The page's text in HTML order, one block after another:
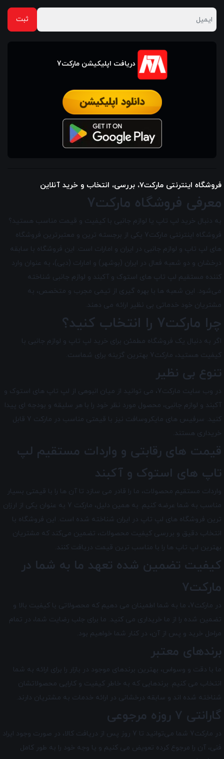
دریافت اپلیکیشن مارکت7
فروشگاه اینترنتی مارکت7، بررسی، انتخاب و خرید آنلاین
معرفی فروشگاه مارکت7
به دنبال خرید لپ تاپ یا لوازم جانبی با کیفیت و قیمت مناسب هستید؟
فروشگاه اینترنتی مارکت7 یکی از برجسته ترین و معتبرترین فروشگاه
های لپ تاپ و لوازم جانبی در ایران و امارات است. این فروشگاه با سابقه
درخشان و دو شعبه فعال در ایران (بوشهر) و امارات (دبی)، به عنوان وارد
کننده مستقیم لپ تاپ های استوک و آکبند و لوازم جانبی شناخته
می‌شود. این شعبه ها با بهره گیری از تیمی مجرب و متخصص، به
مشتریان خود خدماتی بی نظیر ارائه می دهند.
چرا مارکت7 را انتخاب کنید؟
اگر به دنبال یک فروشگاه مطمئن برای خرید لپ تاپ و لوازم جانبی با
کیفیت هستید، مارکت7 بهترین گزینه برای شماست.
تنوع بی نظیر
در وب سایت مارکت7، می توانید از میان انبوهی از لپ تاپ های استوک و
آکبند و لوازم جانبی، محصول مورد نظر خود را با هر سلیقه و بودجه ای پیدا
کنید. سرفیس های مایکروسافت نیز با قیمتی مناسب در مارکت 7 قابل
خریداری هستند.
قیمت های رقابتی و واردات مستقیم لپ
تاپ های استوک و آکبند
واردات مستقیم محصولات، ما را قادر می سازد تا آن ها را با قیمتی بسیار
مناسب به شما عرضه کنیم. به همین دلیل، مارکت 7 به عنوان یکی از ارزان
ترین فروشگاه های لپ تاپ در ایران شناخته شده است. این فروشگاه با
انتخاب دقیق و بررسی کیفیت محصولات، تضمین می‌کند که مشتریان
بهترین لپ تاپ ها را با مناسب ترین قیمت دریافت کنند.
کیفیت تضمین شده تعهد ما به شما در
مارکت7
در مارکت7 ، ما به شما اطمینان می دهیم که محصولاتی با کیفیت بالا و
تضمین شده را از ما خریداری می کنید. ما برای جلب رضایت شما، در تمام
مراحل خرید و پس از آن، در کنار شما خواهیم بود.
برندهای معتبر
ما با دقت و وسواس، بهترین برندهای موجود در بازار را برای ارائه به شما
انتخاب می کنیم. برندهایی که به خاطر کیفیت و کارایی محصولاتشان
شناخته شده اند و سابقه درخشانی در ارائه خدمات به مشتریان دارند.
گارانتی 7 روزه مرجوعی
در مارکت7 شما می‌توانید تا 7 روز پس از دریافت کالا، در صورت وجود ایراد
فنی، آن را مرجوع کرده تعویض می کنیم و یا وجه خود را به طور کامل